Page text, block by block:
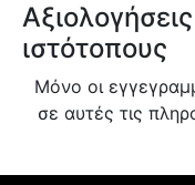
ιστότοπους
Μόνο οι
σε αυτές τις